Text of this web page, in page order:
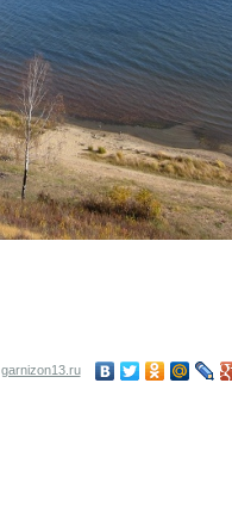
garnizon13.ru